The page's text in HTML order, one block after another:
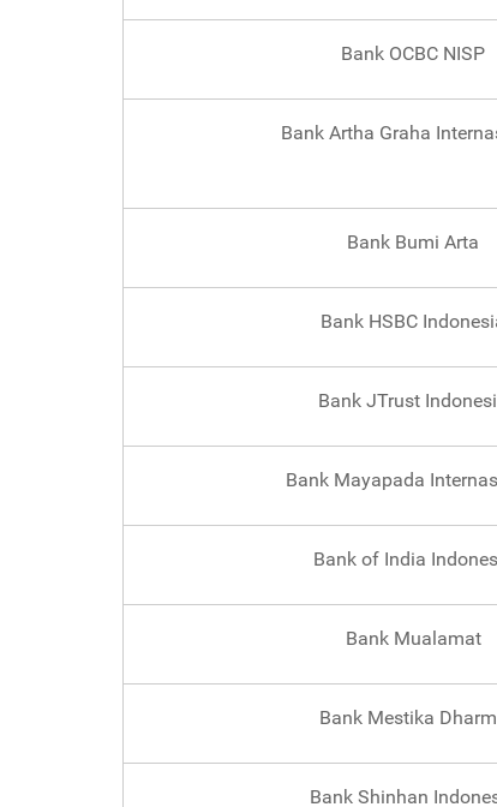
Bank OCBC NISP
Bank Artha Graha
Bank Bumi Arta
Bank HSBC
Bank JTrust
Bank Mayapada
Bank of India
Bank Mualamat
Bank Mestika
Bank Shinhan